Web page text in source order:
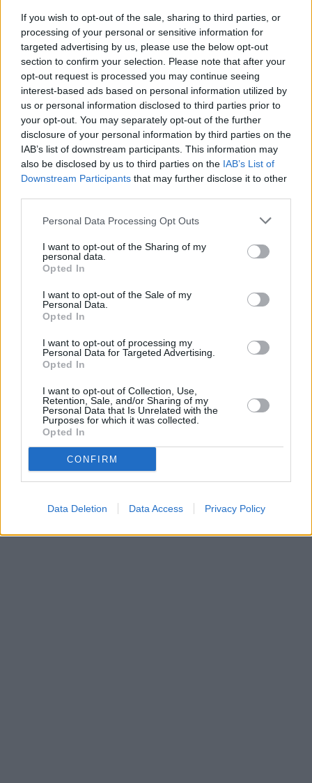
If you wish to opt-out of the sale, sharing to third parties, or
processing of your personal or sensitive information for
targeted advertising by us, please use the below opt-out
section to confirm your selection. Please note that after your
opt-out request is processed you may continue seeing
interest-based ads based on personal information utilized by
us or personal information disclosed to third parties prior to
your opt-out. You may separately opt-out of the further
disclosure of your personal information by third parties on the
IAB’s list of downstream participants. This information may
also be disclosed by us to third parties on the IAB’s List of
Downstream Participants that may further disclose it to other
Personal Data Processing Opt Outs
I want to opt-out of the Sharing of my
personal data.
Opted In
I want to opt-out of the Sale of my
Personal Data.
Opted In
I want to opt-out of processing my
Personal Data for Targeted Advertising.
Opted In
I want to opt-out of Collection, Use,
Retention, Sale, and/or Sharing of my
Personal Data that Is Unrelated with the
Purposes for which it was collected.
Opted In
CONFIRM
Data Deletion Data Access Privacy Policy
Reklama
Pracovní nabídky
06.08.2026 -
Údržbář výrobních linek • mzda 40 000Kč • stravování i
zdarma (Ref. č.: Fau - údr) (Nýřany)
06.08.2026 -Měřící technik - elektro (Okres Prachatice)
06.08.2026 -Hledáme montážní skupiny I jednotlivce pro montáž
výzdoby (Slovenská republika, Maďarsko)
05.08.2026 -Zámečník / Mechanik (Praha - východ)
05.08.2026 -Manažer/ka pro mezinárodní spolupráci (Suchdol, Praha)
... další nabídky zaměstnání
vysílacím týdnu
naladění na Skylinku
Parabola.cz- web o satelitní, terestrické a kabelové televizi, ©
O webu parabola.cz•O souborech cookies•Inzerce
Kontakt
Dovolená u moře •Bazény